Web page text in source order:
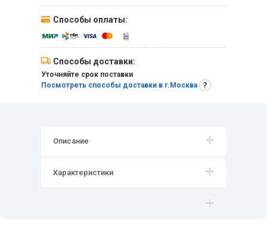
Способы оплаты:
Способы доставки:
Уточняйте срок поставки
Посмотреть способы доставки в г.Москва
Описание
Характеристики